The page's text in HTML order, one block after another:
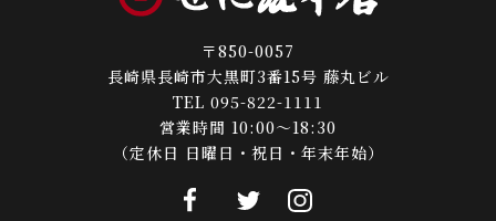
〒850-0057
長崎県長崎市大黒町3番15号 藤丸ビル
TEL 095-822-1111
営業時間 10:00～18:30
（定休日 日曜日・祝日・年末年始）